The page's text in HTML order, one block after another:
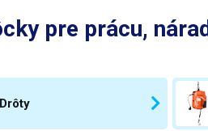
pre prácu,
Drôty